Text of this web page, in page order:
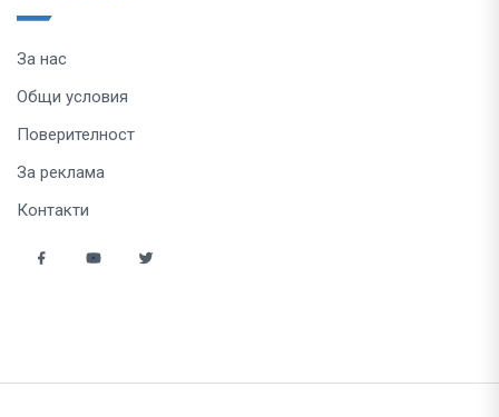
За нас
Общи условия
Поверителност
За реклама
Контакти